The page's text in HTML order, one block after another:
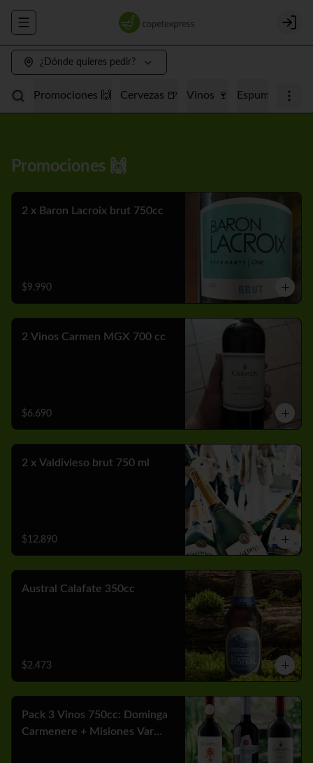
Abrir menu de navegación Login
¿Dónde quieres pedir?
Promociones 🙌 Cervezas 🍺 Vinos 🍷 Espumantes 🥂
Promociones 🙌
2 x Baron Lacroix brut 750cc
$9.990
2 Vinos Carmen MGX 700 cc
$6.690
2 x Valdivieso brut 750 ml
$12.890
Austral Calafate 350cc
$2.473
Pack 3 Vinos 750cc: Dominga
Carmenere + Misiones Var